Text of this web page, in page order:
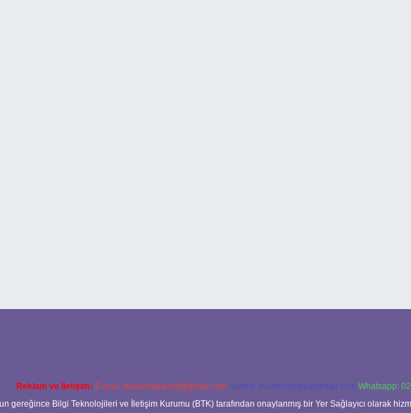
Reklam ve İletişim: E-mail: backlinkpaneli@gmail.com Teams: forumhizmeti@gmail.com Whatsapp:
gereğince Bilgi Teknolojileri ve İletişim Kurumu (BTK) tarafından onaylanmış bir Yer Sağlayıcı olarak